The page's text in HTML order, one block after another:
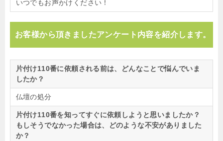
いつでもお声かけください！
お客様から頂きましたアンケート内容を紹介します。
片付け110番に依頼される前は、どんなことで悩んでいま
したか？
仏壇の処分
片付け110番を知ってすぐに依頼しようと思いましたか？
もしそうでなかった場合は、どのような不安がありました
か？